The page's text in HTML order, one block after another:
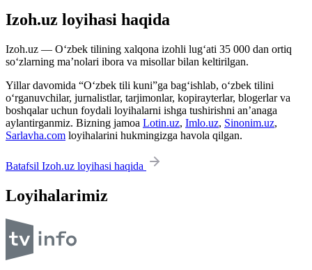
Izoh.uz loyihasi haqida
Izoh.uz — O‘zbek tilining xalqona izohli lug‘ati 35 000 dan ortiq
so‘zlarning ma’nolari ibora va misollar bilan keltirilgan.
Yillar davomida “O‘zbek tili kuni”ga bag‘ishlab, o‘zbek tilini
o‘rganuvchilar, jurnalistlar, tarjimonlar, kopirayterlar, blogerlar va
boshqalar uchun foydali loyihalarni ishga tushirishni an’anaga
aylantirganmiz. Bizning jamoa Lotin.uz, Imlo.uz, Sinonim.uz,
Sarlavha.com loyihalarini hukmingizga havola qilgan.
Batafsil Izoh.uz loyihasi haqida
Loyihalarimiz